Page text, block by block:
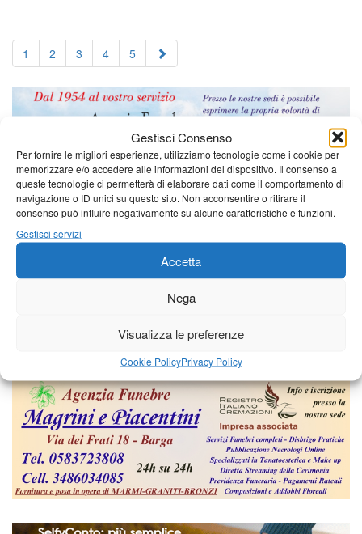
Gestisci Consenso
Per fornire le migliori esperienze, utilizziamo tecnologie come i cookie per
memorizzare e/o accedere alle informazioni del dispositivo. Il consenso a
queste tecnologie ci permetterà di elaborare dati come il comportamento di
navigazione o ID unici su questo sito. Non acconsentire o ritirare il
consenso può influire negativamente su alcune caratteristiche e funzioni.
Gestisci servizi
Accetta
Nega
Visualizza le preferenze
Cookie PolicyPrivacy Policy
1 2 3 4 5